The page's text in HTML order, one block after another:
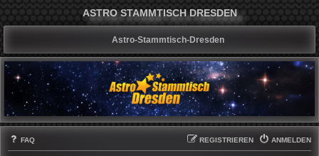
ASTRO STAMMTISCH DRESDEN
Astro-Stammtisch-Dresden
FAQ ANMELDEN
REGISTRIEREN